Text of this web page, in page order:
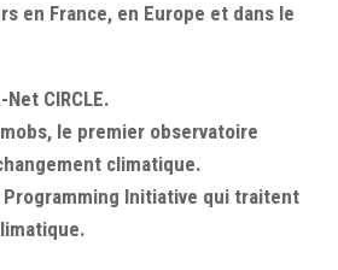
en France, en Europe et dans le
CIRCLE.
le premier observatoire
climatique.
Initiative qui traitent